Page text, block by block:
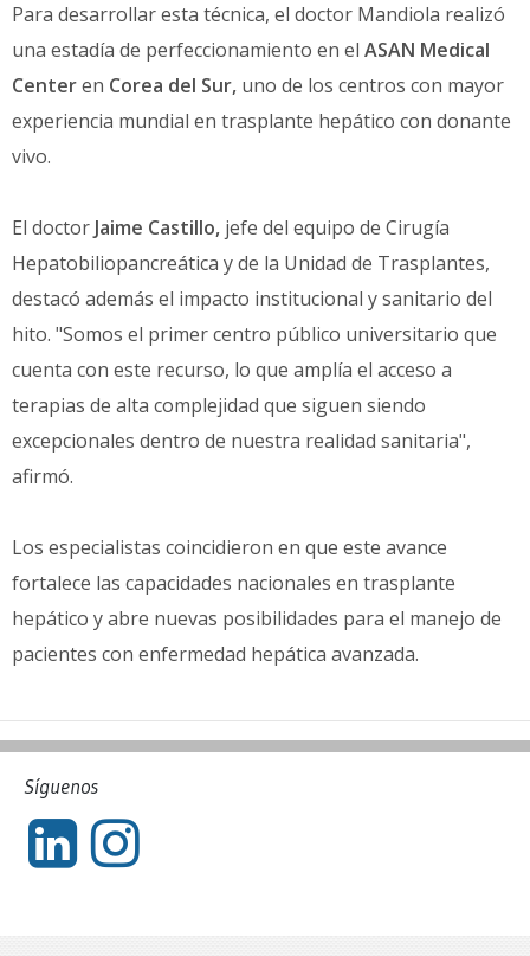
Para desarrollar esta técnica, el doctor Mandiola realizó
una estadía de perfeccionamiento en el ASAN Medical
Centeren Corea del Sur, uno de los centros con mayor
experiencia mundial en trasplante hepático con donante
vivo.
El doctor Jaime Castillo, jefe del equipo de Cirugía
Hepatobiliopancreática y de la Unidad de Trasplantes,
destacó además el impacto institucional y sanitario del
hito. "Somos el primer centro público universitario que
cuenta con este recurso, lo que amplía el acceso a
terapias de alta complejidad que siguen siendo
excepcionales dentro de nuestra realidad sanitaria",
afirmó.
Los especialistas coincidieron en que este avance
fortalece las capacidades nacionales en trasplante
hepático y abre nuevas posibilidades para el manejo de
pacientes con enfermedad hepática avanzada.
Síguenos